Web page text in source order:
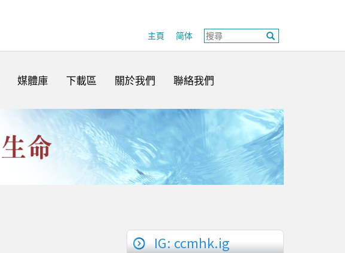
主頁 简体
媒體庫 下載區 關於我們 聯絡我們
IG: ccmhk.ig